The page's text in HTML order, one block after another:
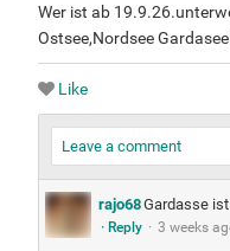
Wer ist ab
Ostsee,Nordsee
Like
Leave a comment
rajo68Gardasse
· Reply · 3 weeks